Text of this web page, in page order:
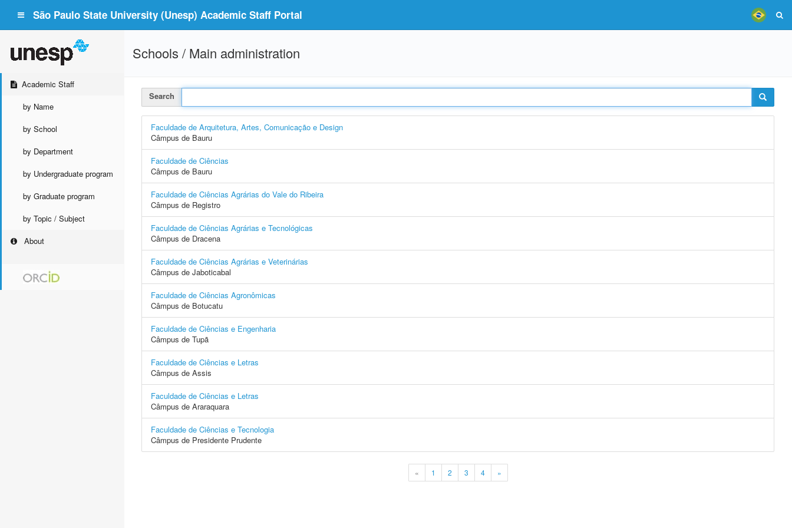
São Paulo State University (Unesp) Academic Staff Portal
Academic Staff
by Name
by School
by Department
by Undergraduate program
by Graduate program
by Topic / Subject
About
Schools / Main administration
Search
Faculdade de Arquitetura, Artes, Comunicação e Design
Câmpus de Bauru
Faculdade de Ciências
Câmpus de Bauru
Faculdade de Ciências Agrárias do Vale do Ribeira
Câmpus de Registro
Faculdade de Ciências Agrárias e Tecnológicas
Câmpus de Dracena
Faculdade de Ciências Agrárias e Veterinárias
Câmpus de Jaboticabal
Faculdade de Ciências Agronômicas
Câmpus de Botucatu
Faculdade de Ciências e Engenharia
Câmpus de Tupã
Faculdade de Ciências e Letras
Câmpus de Assis
Faculdade de Ciências e Letras
Câmpus de Araraquara
Faculdade de Ciências e Tecnologia
Câmpus de Presidente Prudente
« 1 2 3 4 »